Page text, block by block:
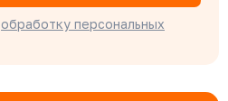
обработку персональных